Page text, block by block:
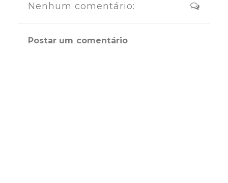
Nenhum comentário:
Postar um comentário